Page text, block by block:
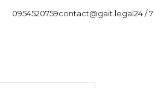
0954520759contact@gait.legal24 / 7